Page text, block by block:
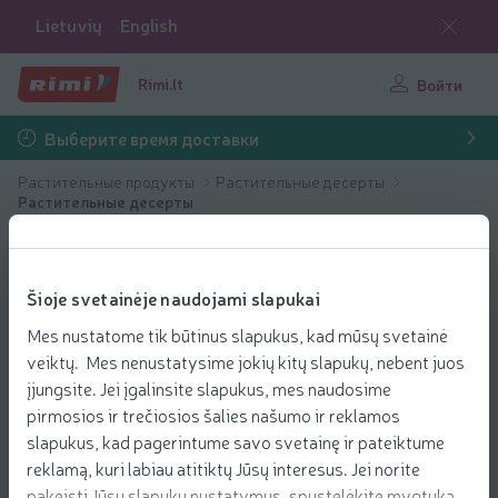
Šioje svetainėje naudojami slapukai
Mes nustatome tik būtinus slapukus, kad mūsų svetainė
veiktų. Mes nenustatysime jokių kitų slapukų, nebent juos
įjungsite. Jei įgalinsite slapukus, mes naudosime
pirmosios ir trečiosios šalies našumo ir reklamos
slapukus, kad pagerintume savo svetainę ir pateiktume
reklamą, kuri labiau atitiktų Jūsų interesus. Jei norite
Lietuvių English
Rimi.lt Войти
Выберите время доставки
Растительные продукты
Растительные десерты
Растительные десерты